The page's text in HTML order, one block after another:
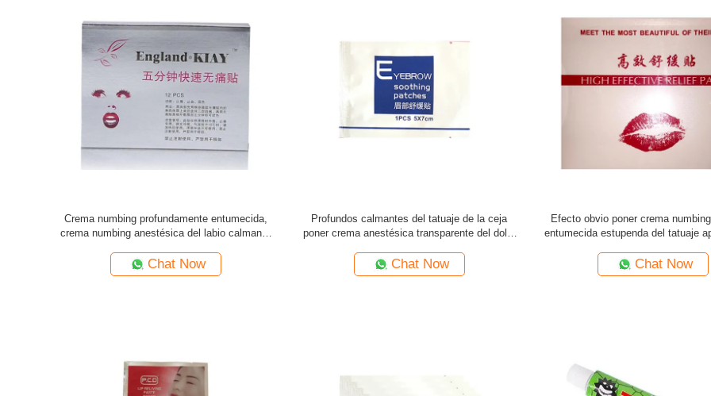
Crema numbing profundamente entumecida,
crema numbing anestésica del labio calmante
Chat Now
Profundos calmantes del tatuaje de la ceja
poner crema anestésica transparente del dolor
Chat Now
Efecto obvio poner crema
entumecida estupenda del tatuaje
Chat Now